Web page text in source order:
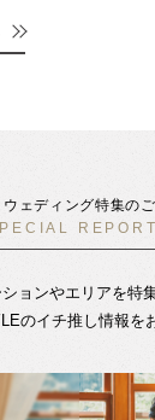
ウェディング特集の
REPORT
ョンやエリアを特
のイチ推し情報を